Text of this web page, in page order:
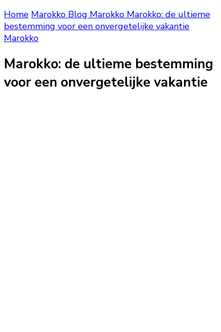
Home Marokko Blog Marokko Marokko: de ultieme
bestemming voor een onvergetelijke vakantie
Marokko
Marokko: de ultieme bestemming
voor een onvergetelijke vakantie